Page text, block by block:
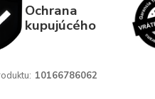
Ochrana
kupujúcého
10166786062